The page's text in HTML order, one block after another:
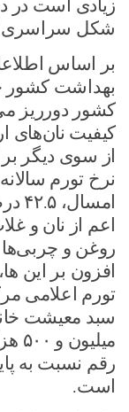
زیادی است
شکل سراسری
بر اساس
کشور دورریز
کیفیت نان‌های
از سوی دیگر
نرخ تورم
اعم از نان و
افزون بر این
تورم اعلامی
رقم نسبت به
است.